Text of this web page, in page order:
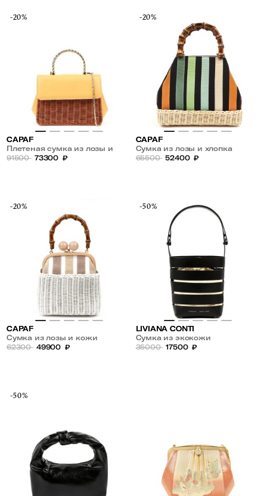
-20%
CAPAF
Плетеная сумка из лозы и
кожи
91500 73300 ₽
-20%
CAPAF
Сумка из лозы и хлопка
65500 52400 ₽
-20%
CAPAF
Сумка из лозы и кожи
62300 49900 ₽
-50%
LIVIANA CONTI
Сумка из экокожи
35000 17500 ₽
-50%